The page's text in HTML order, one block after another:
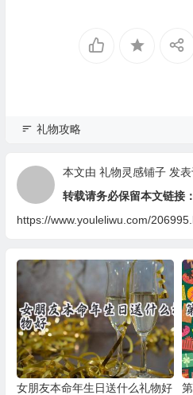
礼物攻略
本文由 礼物灵感铺子发表
转载请务必保留本文链接：
https://www.youleliwu.com/
女朋友本命年生日送什么礼物好